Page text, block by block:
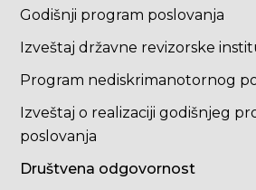
Godišnji program poslovanja
Izveštaj državne revizorske
Program nediskrimanotornog
Izveštaj o realizaciji godišnjeg
poslovanja
Društvena odgovornost